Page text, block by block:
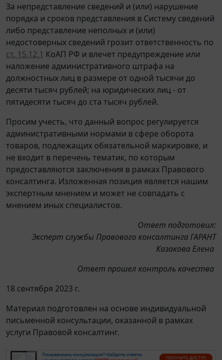
За непредставление сведений и (или) нарушение
порядка и сроков представления в Систему сведений
либо представление неполных и (или)
недостоверных сведений грозит ответственность по
ст. 15.12.1 КоАП РФ и влечет предупреждение или
наложение административного штрафа на
должностных лиц в размере от одной тысячи до
десяти тысяч рублей; на юридических лиц - от
пятидесяти тысяч до ста тысяч рублей.
Просим учесть, что данный вопрос регулируется
административными нормами в сфере оборота
товаров, подлежащих обязательной маркировке, и
не входит в перечень тематик, по которым
предоставляются заключения в рамках Правового
консалтинга. Изложенная позиция является нашим
экспертным мнением и может не совпадать с
мнением иных специалистов.
Ответ подготовил:
Эксперт службы Правового консалтинга ГАРАНТ
Казакова Елена
Ответ прошел контроль качества
18 сентября 2023 г.
Материал подготовлен на основе индивидуальной
письменной консультации, оказанной в рамках
услуги Правовой консалтинг.